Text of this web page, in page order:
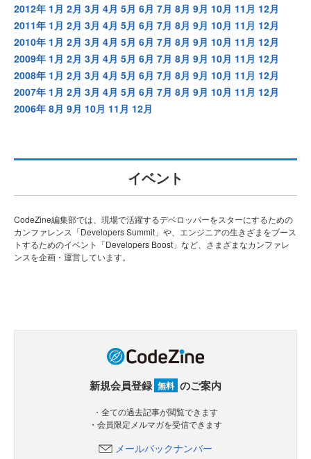
2012年 1月 2月 3月 4月 5月 6月 7月 8月 9月 10月 11月 12月
2011年 1月 2月 3月 4月 5月 6月 7月 8月 9月 10月 11月 12月
2010年 1月 2月 3月 4月 5月 6月 7月 8月 9月 10月 11月 12月
2009年 1月 2月 3月 4月 5月 6月 7月 8月 9月 10月 11月 12月
2008年 1月 2月 3月 4月 5月 6月 7月 8月 9月 10月 11月 12月
2007年 1月 2月 3月 4月 5月 6月 7月 8月 9月 10月 11月 12月
2006年 8月 9月 10月 11月 12月
イベント
CodeZine編集部では、現場で活躍するデベロッパーをスターにするための
カンファレンス「Developers Summit」や、エンジニアの生きざまをブース
トするためのイベント「Developers Boost」など、さまざまなカンファレ
ンスを企画・運営しています。
新規会員登録 無料 のご案内
・全ての過去記事が閲覧できます
・会員限定メルマガを受信できます
メールバックナンバー